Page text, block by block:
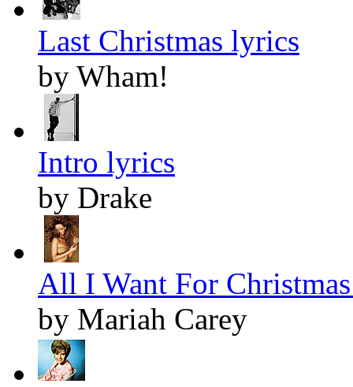
Last Christmas lyrics
by Wham!
Intro lyrics
by Drake
All I Want For
by Mariah Carey